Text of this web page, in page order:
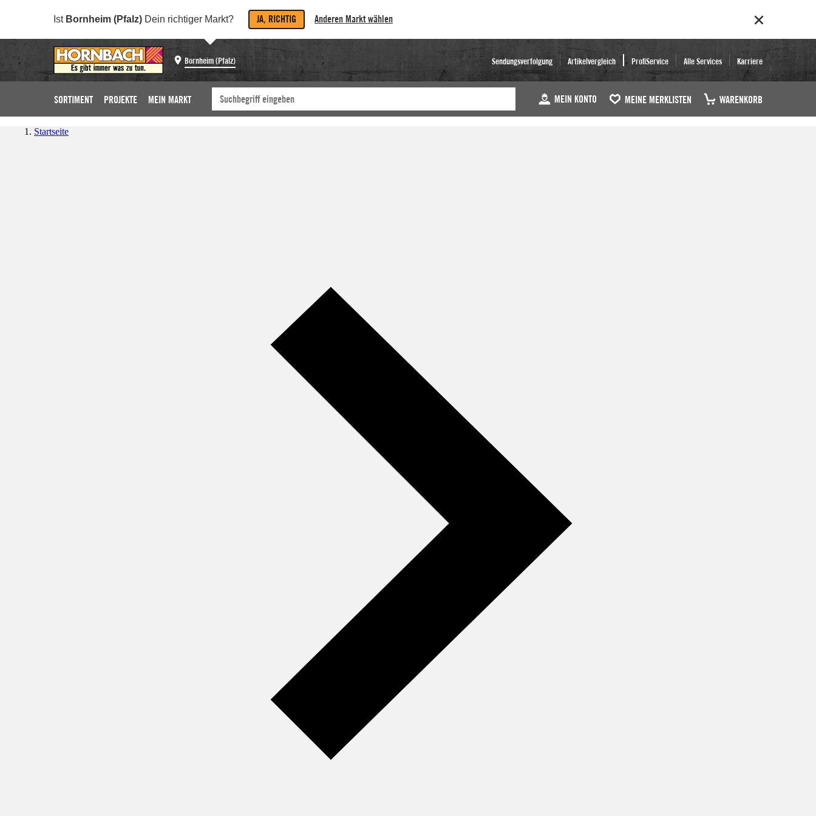
Ist Bornheim (Pfalz) Dein richtiger Markt? JA, RICHTIG Anderen Markt wählen
Bornheim (Pfalz) Sendungsverfolgung Artikelvergleich ProfiService Alle Services Karriere
SORTIMENT PROJEKTE MEIN MARKT MEIN KONTO MEINE MERKLISTEN WARENKORB
Startseite